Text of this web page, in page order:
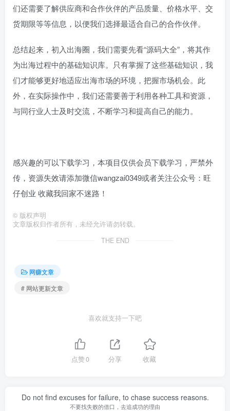
们还需要了解供应商和合作伙伴的产品质量、价格水平、交
货期限等等信息，以便我们选择最适合自己的合作伙伴。
总结起来，初入出海圈，我们需要先看“源码大全”，将其作
为出海过程中的基础知识库。只有掌握了这些基础知识，我
们才能够更好地适应出海市场的环境，把握市场机会。此
外，在实际操作中，我们还需要善于利用各种工具和资源，
与同行业人士及时交流，不断学习和提高自己的能力。
感兴趣的可以下载学习，本项目仅供会员下载学习，严禁外
传，资源失效请添加微信wangzai0349或者关注公众号：旺
仔创业 收藏我回家不迷路！
© 版权声明
文章版权归作者所有，未经允许请勿转载。
THE END
网赚文章
# 网站更新文章
喜欢就支持一下吧
点赞0 分享 收藏
Do not find excuses for failure, to chase success reasons.
不要找失败的借口，去追成功的理由